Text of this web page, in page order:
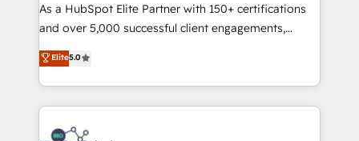
de conversion qui transforment les visiteurs en
opportunités d'affaires ➤ La mise en place de
stratégies d'acquisition marketing (SEO, SEA,
inbound, automatisation marketing, ABM, IA,
emailing) Informations clés : - 10 ans d'expérience -
100+ intégrations CRM HubSpot réussies - 40
experts conseil - 150 certifications HubSpot
As a HubSpot Elite Partner with 150+ certifications
and over 5,000 successful client engagements,
Vonazon turns marketing complexity into
measurable, scalable growth. From onboarding to
enterprise-grade campaigns, our in-house team
builds scalable strategies that drive long-term
revenue. ⚙️ HubSpot Integration & Optimization •
Elite5.0